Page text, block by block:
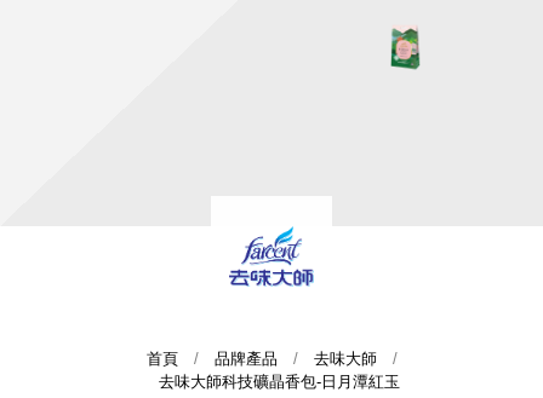
首頁 品牌產品
去味大師
去味大師科技礦晶香包-日月潭紅玉